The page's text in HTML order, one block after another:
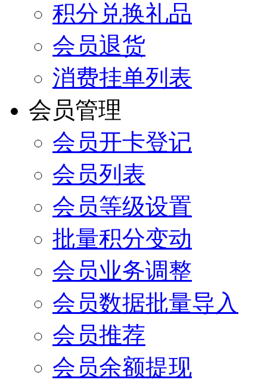
积分兑换礼品
会员退货
消费挂单列表
会员管理
会员开卡登记
会员列表
会员等级设置
批量积分变动
会员业务调整
会员数据批量导入
会员推荐
会员余额提现